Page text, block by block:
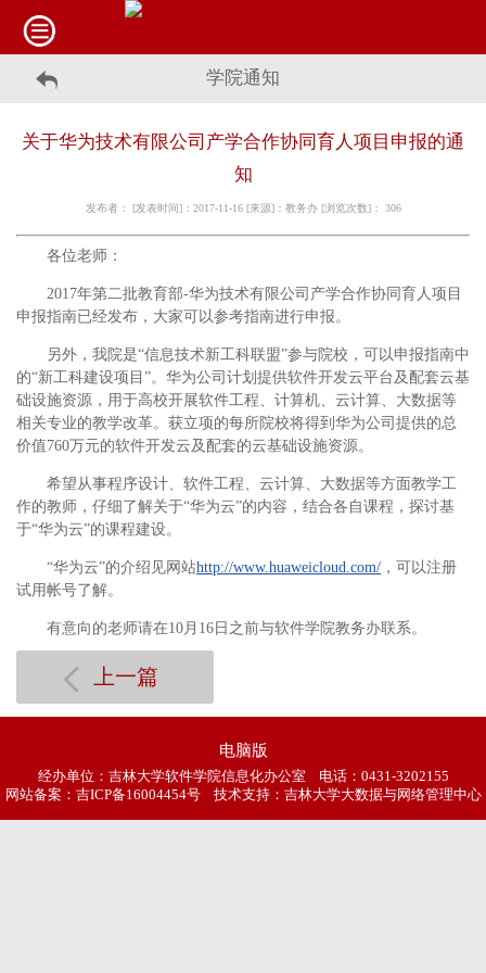
学院通知
关于华为技术有限公司产学合作协同育人项目申报的通
知
发布者： [发表时间]：2017-11-16 [来源]：教务办 [浏览次数]： 306
各位老师：
2017年第二批教育部-华为技术有限公司产学合作协同育人项目
申报指南已经发布，大家可以参考指南进行申报。
另外，我院是“信息技术新工科联盟”参与院校，可以申报指南中
的“新工科建设项目”。华为公司计划提供软件开发云平台及配套云基
础设施资源，用于高校开展软件工程、计算机、云计算、大数据等
相关专业的教学改革。获立项的每所院校将得到华为公司提供的总
价值760万元的软件开发云及配套的云基础设施资源。
希望从事程序设计、软件工程、云计算、大数据等方面教学工
作的教师，仔细了解关于“华为云”的内容，结合各自课程，探讨基
于“华为云”的课程建设。
“华为云”的介绍见网站http://www.huaweicloud.com/ ，可以注册
试用帐号了解。
有意向的老师请在10月16日之前与软件学院教务办联系。
上一篇
电脑版
经办单位：吉林大学软件学院信息化办公室 电话：0431-3202155
网站备案： 吉ICP备16004454号技术支持：吉林大学大数据与网络管理中心